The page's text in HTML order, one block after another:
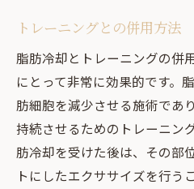
トレーニングとの併用方法
脂肪冷却とトレーニングの併
にとって非常に効果的です。
肪細胞を減少させる施術であ
持続させるためのトレーニン
肪冷却を受けた後は、その部
トにしたエクササイズを行う